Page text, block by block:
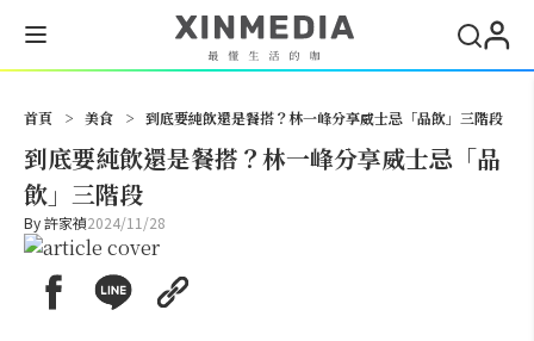
首頁 > 美食 > 到底要純飲還是餐搭？林一峰分享威士忌「品飲」三階段
到底要純飲還是餐搭？林一峰分享威士忌「品
飲」三階段
By許家禎2024/11/28